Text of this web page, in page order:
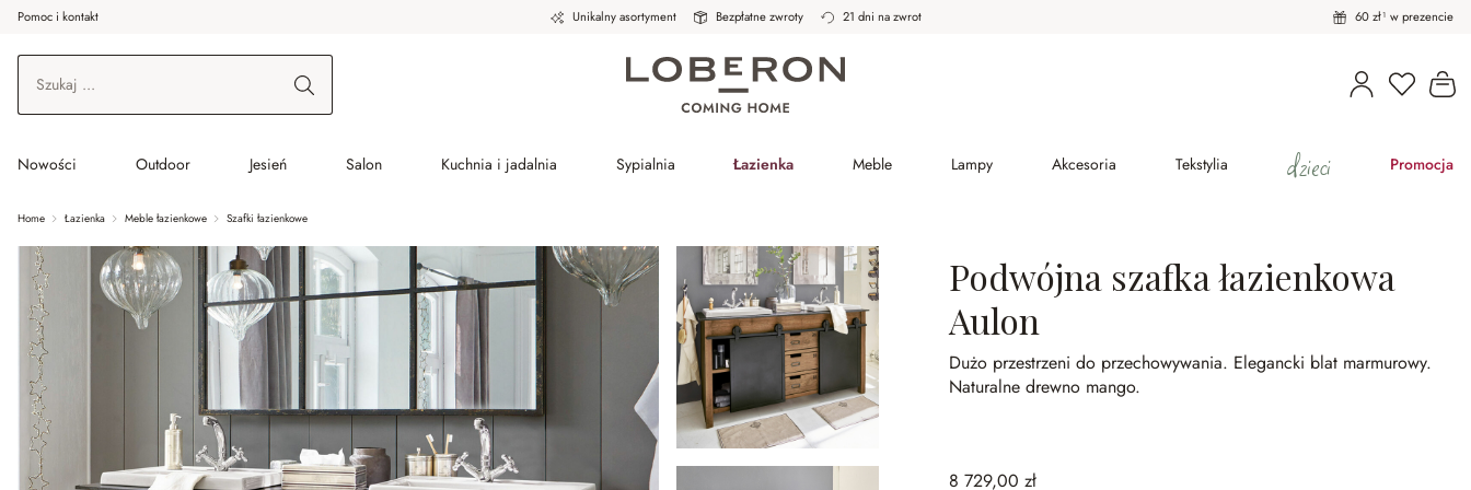
do wątku głównego
Przejdź do wyszukiwania
Przejdź do głównej nawigacji
Pomoc i kontakt Unikalny asortyment Bezpłatne zwroty 21 dni na zwrot 60 zł¹ w prezencie
Masz
Nowości Outdoor Jesień Salon Kuchnia i jadalnia Sypialnia Łazienka Meble Lampy Akcesoria Tekstylia dzieci Promocja
Home Łazienka Meble łazienkowe Szafki łazienkowe
Podwójna szafka łazienkowa
Aulon
Dużo przestrzeni do przechowywania. Elegancki blat marmurowy.
Naturalne drewno mango.
8 729,00 zł